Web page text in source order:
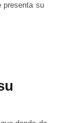
presenta su